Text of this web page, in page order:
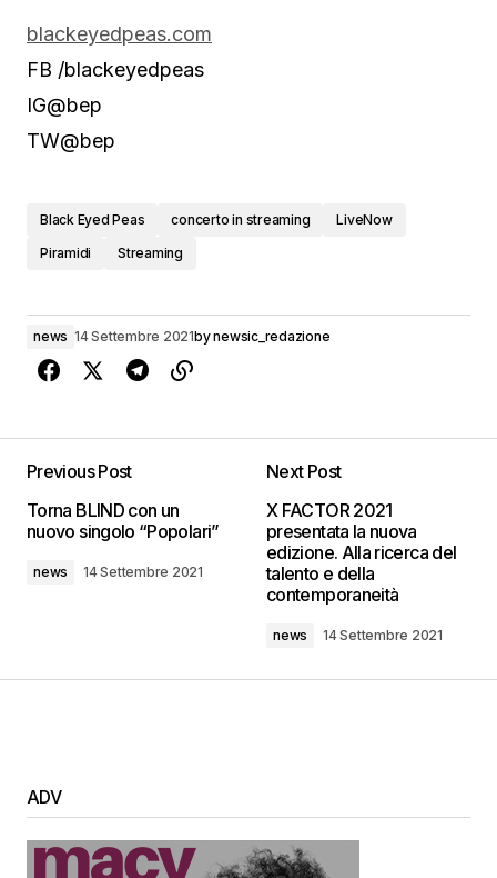
blackeyedpeas.com
FB /blackeyedpeas
IG@bep
TW@bep
Black Eyed Peas concerto in streaming
LiveNow
Piramidi
Streaming
news 14 Settembre 2021bynewsic_redazione
Previous Post
Torna BLIND con un
nuovo singolo “Popolari”
news 14 Settembre 2021
Next Post
X FACTOR 2021
presentata la nuova
edizione. Alla ricerca del
talento e della
contemporaneità
news 14 Settembre 2021
ADV